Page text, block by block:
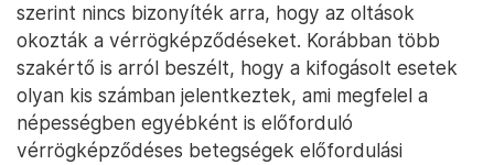
szerint nincs bizonyíték arra, hogy az oltások
okozták a vérrögképződéseket. Korábban több
szakértő is arról beszélt, hogy a kifogásolt esetek
olyan kis számban jelentkeztek, ami megfelel a
népességben egyébként is előforduló
vérrögképződéses betegségek előfordulási